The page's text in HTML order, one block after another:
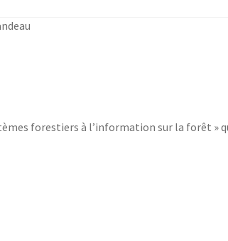
forestiers à l’information sur la forêt »